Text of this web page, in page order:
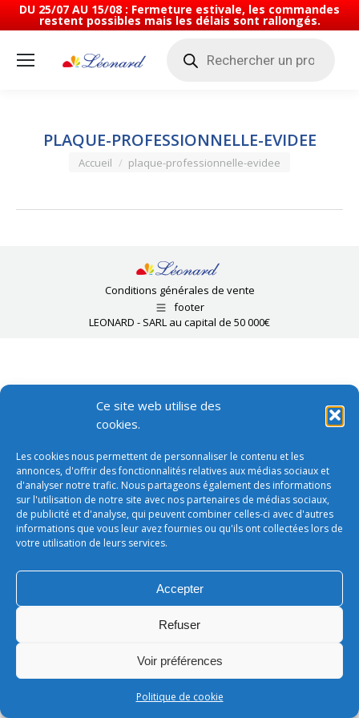
DU 25/07 AU 15/08 : Fermeture estivale, les commandes
restent possibles mais les délais sont rallongés.
Ce site web utilise des
cookies.
Les cookies nous permettent de personnaliser le contenu et les
annonces, d'offrir des fonctionnalités relatives aux médias sociaux et
d'analyser notre trafic. Nous partageons également des informations
sur l'utilisation de notre site avec nos partenaires de médias sociaux,
de publicité et d'analyse, qui peuvent combiner celles-ci avec d'autres
informations que vous leur avez fournies ou qu'ils ont collectées lors de
votre utilisation de leurs services.
Accepter
Refuser
Voir préférences
Politique de cookie
produits
PLAQUE-PROFESSIONNELLE-EVIDEE
Vous êtes ici :
Accueil plaque-professionnelle-evidee
Conditions générales de vente
footer
LEONARD - SARL au capital de 50 000€